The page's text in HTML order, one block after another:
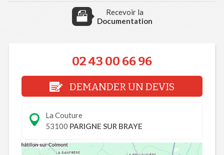
Recevoir la
Documentation
02 43 00 66 96
DEMANDER UN DEVIS
La Couture
53100 PARIGNE SUR BRAYE